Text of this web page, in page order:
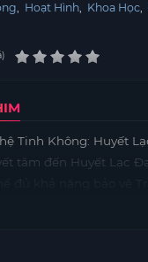
, Hoạt Hình, Khoa Học,
Tinh Không: Huyết
tâm đến Huyết Lạc
nghiệt này, anh không